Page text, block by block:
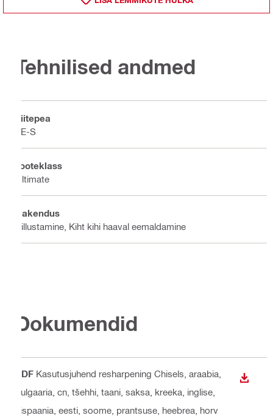
Tehnilised andmed
Liitepea
TE-S
Tooteklass
Ultimate
Rakendus
Killustamine, Kiht kihi haaval eemaldamine
Dokumendid
PDF Kasutusjuhend resharpening Chisels , araabia,
bulgaaria, cn, tšehhi, taani, saksa, kreeka, inglise,
hispaania, eesti, soome, prantsuse, heebrea, horv